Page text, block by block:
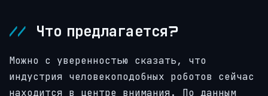
Что предлагается?
Можно с уверенностью сказать, что
индустрия человекоподобных роботов сейчас
находится в центре внимания. По данным